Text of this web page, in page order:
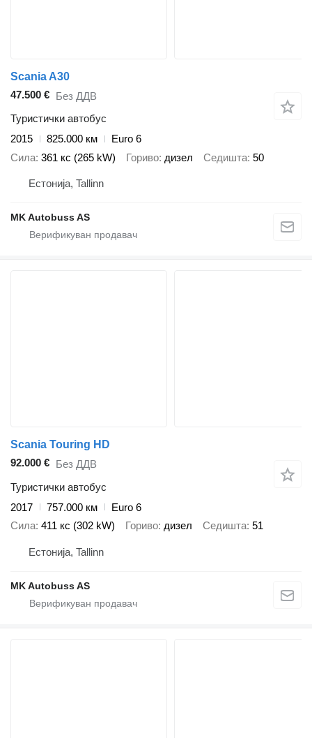
Scania A30
47.500 € Без ДДВ
Туристички автобус
2015
825.000 км
Euro 6
Сила 361 кс (265 kW) Гориво дизел Седишта 50
Естонија, Tallinn
MK Autobuss AS
Scania Touring HD
92.000 € Без ДДВ
Туристички автобус
2017
757.000 км
Euro 6
Сила 411 кс (302 kW) Гориво дизел Седишта 51
Естонија, Tallinn
MK Autobuss AS